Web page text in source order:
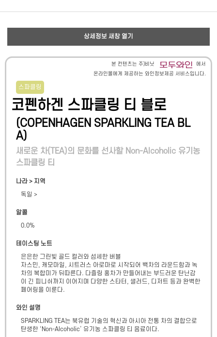
상세정보 새창 열기
본 컨텐츠는 주)비닛
에서
온라인몰에게 제공하는 와인정보제공 서비스입니다.
스파클링
코펜하겐 스파클링 티 블로
(COPENHAGEN SPARKLING TEA BL
A)
새로운 차(TEA)의 문화를 선사할 Non-Alcoholic 유기농
스파클링 티
나라 > 지역
독일 >
알콜
0.0%
테이스팅 노트
은은한 그린빛 골드 컬러와 섬세한 버블
자스민, 캐모마일, 시트러스 아로마로 시작되어 백차의 라운드함과 녹
차의 복합미가 뒤따른다. 다즐링 홍차가 만들어내는 부드러운 탄닌감
이 긴 피니쉬까지 이어지며 다양한 스타터, 샐러드, 디저트 등과 완벽한
페어링을 이룬다.
와인 설명
SPARKLING TEA는 북유럽 기술의 혁신과 아시아 전통 차의 결합으로
탄생한 ‘Non-Alcoholic’ 유기농 스파클링 티 음료이다.